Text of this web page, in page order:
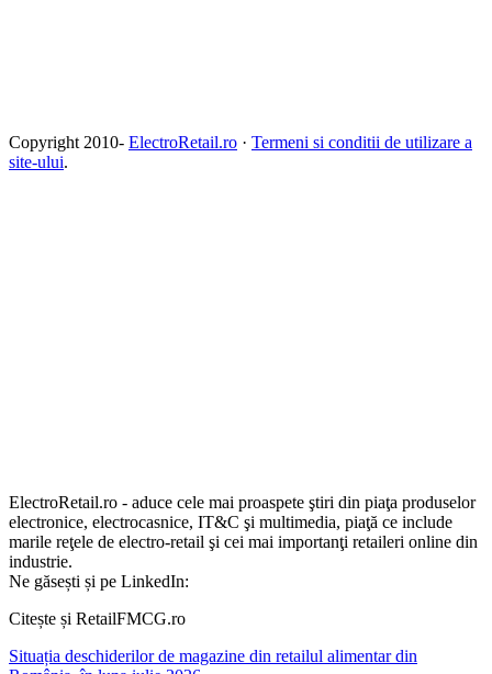
Copyright 2010- ElectroRetail.ro · Termeni si conditii de utilizare a
site-ului.
ElectroRetail.ro - aduce cele mai proaspete ştiri din piaţa produselor
electronice, electrocasnice, IT&C şi multimedia, piaţă ce include
marile reţele de electro-retail şi cei mai importanţi retaileri online din
industrie.
Ne găsești și pe LinkedIn:
Citește și RetailFMCG.ro
Situația deschiderilor de magazine din retailul alimentar din